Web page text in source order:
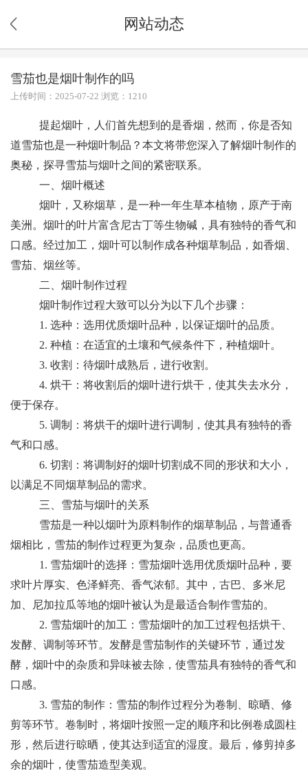
网站动态
雪茄也是烟叶制作的吗
上传时间：2025-07-22 浏览：1210
提起烟叶，人们首先想到的是香烟，然而，你是否知
道雪茄也是一种烟叶制品？本文将带您深入了解烟叶制作的
奥秘，探寻雪茄与烟叶之间的紧密联系。
一、烟叶概述
烟叶，又称烟草，是一种一年生草本植物，原产于南
美洲。烟叶的叶片富含尼古丁等生物碱，具有独特的香气和
口感。经过加工，烟叶可以制作成各种烟草制品，如香烟、
雪茄、烟丝等。
二、烟叶制作过程
烟叶制作过程大致可以分为以下几个步骤：
1. 选种：选用优质烟叶品种，以保证烟叶的品质。
2. 种植：在适宜的土壤和气候条件下，种植烟叶。
3. 收割：待烟叶成熟后，进行收割。
4. 烘干：将收割后的烟叶进行烘干，使其失去水分，
便于保存。
5. 调制：将烘干的烟叶进行调制，使其具有独特的香
气和口感。
6. 切割：将调制好的烟叶切割成不同的形状和大小，
以满足不同烟草制品的需求。
三、雪茄与烟叶的关系
雪茄是一种以烟叶为原料制作的烟草制品，与普通香
烟相比，雪茄的制作过程更为复杂，品质也更高。
1. 雪茄烟叶的选择：雪茄烟叶选用优质烟叶品种，要
求叶片厚实、色泽鲜亮、香气浓郁。其中，古巴、多米尼
加、尼加拉瓜等地的烟叶被认为是最适合制作雪茄的。
2. 雪茄烟叶的加工：雪茄烟叶的加工过程包括烘干、
发酵、调制等环节。发酵是雪茄制作的关键环节，通过发
酵，烟叶中的杂质和异味被去除，使雪茄具有独特的香气和
口感。
3. 雪茄的制作：雪茄的制作过程分为卷制、晾晒、修
剪等环节。卷制时，将烟叶按照一定的顺序和比例卷成圆柱
形，然后进行晾晒，使其达到适宜的湿度。最后，修剪掉多
余的烟叶，使雪茄造型美观。